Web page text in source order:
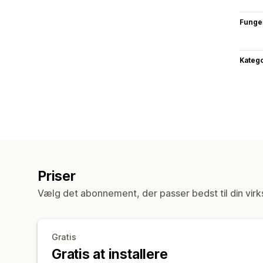
Priser
Vælg det abonnement, der passer bedst til din
Gratis
Gratis at installere